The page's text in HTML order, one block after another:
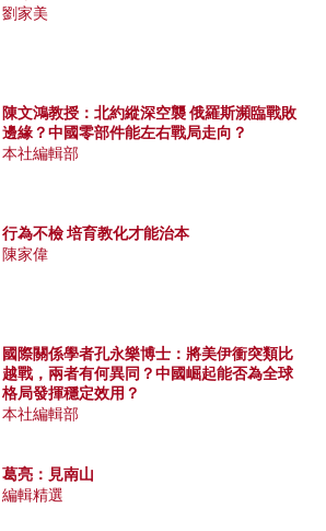
劉家美
陳文鴻教授：北約縱深空襲 俄羅斯瀕臨戰敗
邊緣？中國零部件能左右戰局走向？
本社編輯部
行為不檢 培育教化才能治本
陳家偉
國際關係學者孔永樂博士：將美伊衝突類比
越戰，兩者有何異同？中國崛起能否為全球
格局發揮穩定效用？
本社編輯部
葛亮：見南山
編輯精選